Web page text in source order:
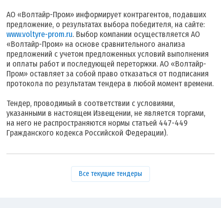
АО «Волтайр-Пром» информирует контрагентов, подавших
предложение, о результатах выбора победителя, на сайте:
www.voltyre-prom.ru. Выбор компании осуществляется АО
«Волтайр-Пром» на основе сравнительного анализа
предложений с учетом предложенных условий выполнения
и оплаты работ и последующей переторжки. АО «Волтайр-
Пром» оставляет за собой право отказаться от подписания
протокола по результатам тендера в любой момент времени.
Тендер, проводимый в соответствии с условиями,
указанными в настоящем Извещении, не является торгами,
на него не распространяются нормы статьей 447-449
Гражданского кодекса Российской Федерации).
Все текущие тендеры